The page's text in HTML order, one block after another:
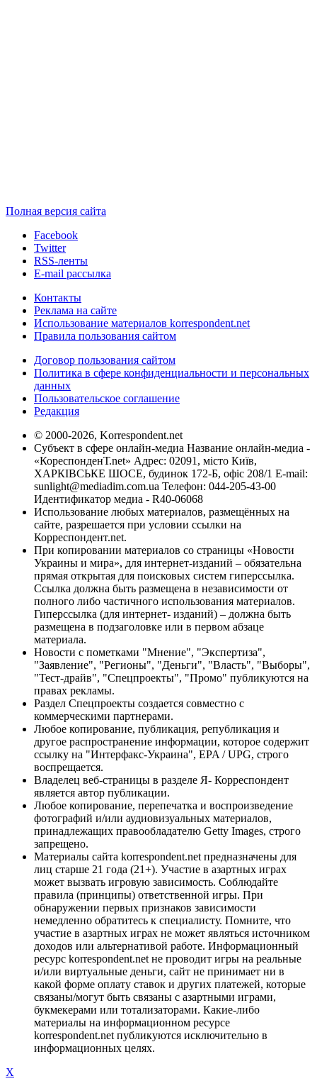
Полная версия сайта
Facebook
Twitter
RSS-ленты
E-mail рассылка
Контакты
Реклама на сайте
Использование материалов korrespondent.net
Правила пользования сайтом
Договор пользования сайтом
Политика в сфере конфиденциальности и персональных
данных
Пользовательское соглашение
Редакция
© 2000-2026, Korrespondent.net
Субъект в сфере онлайн-медиа Название онлайн-медиа -
«КореспонденТ.net» Адрес: 02091, місто Київ,
ХАРКІВСЬКЕ ШОСЕ, будинок 172-Б, офіс 208/1 E-mail:
sunlight@mediadim.com.ua Телефон: 044-205-43-00
Идентификатор медиа - R40-06068
Использование любых материалов, размещённых на
сайте, разрешается при условии ссылки на
Корреспондент.net.
При копировании материалов со страницы «Новости
Украины и мира», для интернет-изданий – обязательна
прямая открытая для поисковых систем гиперссылка.
Ссылка должна быть размещена в независимости от
полного либо частичного использования материалов.
Гиперссылка (для интернет- изданий) – должна быть
размещена в подзаголовке или в первом абзаце
материала.
Новости с пометками "Мнение", "Экспертиза",
"Заявление", "Регионы", "Деньги", "Власть", "Выборы",
"Тест-драйв", "Спецпроекты", "Промо" публикуются на
правах рекламы.
Раздел Спецпроекты создается совместно с
коммерческими партнерами.
Любое копирование, публикация, републикация и
другое распространение информации, которое содержит
ссылку на "Интерфакс-Украина", EPA / UPG, строго
воспрещается.
Владелец веб-страницы в разделе Я- Корреспондент
является автор публикации.
Любое копирование, перепечатка и воспроизведение
фотографий и/или аудиовизуальных материалов,
принадлежащих правообладателю Getty Images, строго
запрещено.
Материалы сайта korrespondent.net предназначены для
лиц старше 21 года (21+). Участие в азартных играх
может вызвать игровую зависимость. Соблюдайте
правила (принципы) ответственной игры. При
обнаружении первых признаков зависимости
немедленно обратитесь к специалисту. Помните, что
участие в азартных играх не может являться источником
доходов или альтернативой работе. Информационный
ресурс korrespondent.net не проводит игры на реальные
и/или виртуальные деньги, сайт не принимает ни в
какой форме оплату ставок и других платежей, которые
связаны/могут быть связаны с азартными играми,
букмекерами или тотализаторами. Какие-либо
материалы на информационном ресурсе
korrespondent.net публикуются исключительно в
информационных целях.
X